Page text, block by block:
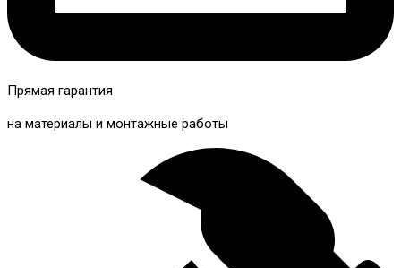
Прямая гарантия
на материалы и монтажные работы